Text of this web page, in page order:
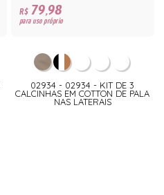
R$79,98
para uso próprio
02934 - 02934 - KIT DE 3
CALCINHAS EM COTTON DE PALA
NAS LATERAIS